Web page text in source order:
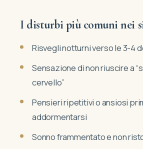
I disturbi più comuni nei
Risvegli notturni verso le 3-4
Sensazione di non riuscire a
cervello”
Pensieri ripetitivi o ansiosi
addormentarsi
Sonno frammentato e non